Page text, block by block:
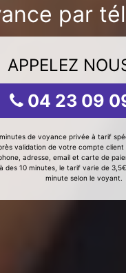
par
APPELEZ
04 23 09
de voyance privée à tarif
validation de votre compte client
adresse, email et carte de
des 10 minutes, le tarif varie de
minute selon le voyant.